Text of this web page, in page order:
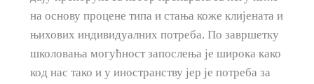
на основу процене типа и стања коже клијената и
њихових индивидуалних потреба. По завршетку
школовања могућност запослења је широка како
код нас тако и у иностранству јер је потреба за